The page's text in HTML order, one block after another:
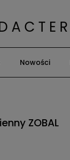
A C T E R
Nowości
ZOBAL